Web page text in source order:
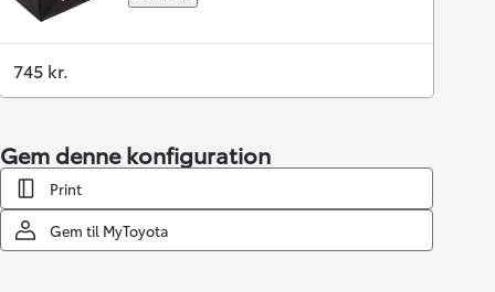
745 kr.
Gem denne konfiguration
Print
Gem til MyToyota